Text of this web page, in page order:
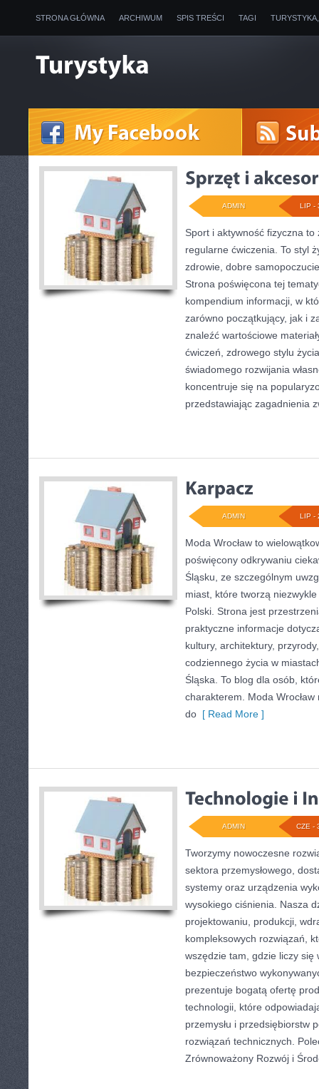
STRONA GŁÓWNA ARCHIWUM SPIS TREŚCI TAGI
LIP -
ADMIN
Sport i aktywność fizyczna
regularne ćwiczenia. To styl
zdrowie, dobre
Strona poświęcona tej
kompendium informacji, w
zarówno początkujący, jak i
znaleźć wartościowe
ćwiczeń, zdrowego stylu
świadomego rozwijania
koncentruje się na
przedstawiając zagadnienia
LIP -
ADMIN
Moda Wrocław to
poświęcony odkrywaniu
Śląsku, ze szczególnym
miast, które tworzą
Polski. Strona jest
praktyczne informacje
kultury, architektury,
codziennego życia w
Śląska. To blog dla osób,
charakterem. Moda Wrocław
do [ Read More ]
CZE -
ADMIN
Tworzymy nowoczesne
sektora przemysłowego,
systemy oraz urządzenia
wysokiego ciśnienia. Nasza
projektowaniu, produkcji,
kompleksowych rozwiązań,
wszędzie tam, gdzie liczy
bezpieczeństwo
prezentuje bogatą ofertę
technologii, które
przemysłu i przedsiębiorstw
rozwiązań technicznych.
Zrównoważony Rozwój i